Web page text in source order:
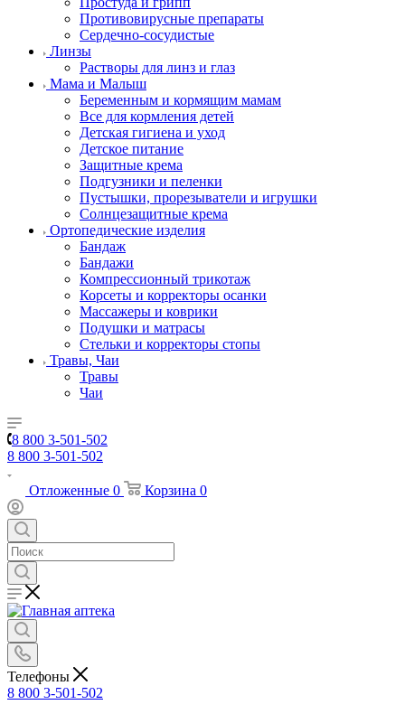
Противовирусные препараты
Сердечно-сосудистые
Линзы
Растворы для линз и глаз
Мама и Малыш
Беременным и кормящим мамам
Все для кормления детей
Детская гигиена и уход
Детское питание
Защитные крема
Подгузники и пеленки
Пустышки, прорезыватели и игрушки
Солнцезащитные крема
Ортопедические изделия
Бандаж
Бандажи
Компрессионный трикотаж
Корсеты и корректоры осанки
Массажеры и коврики
Подушки и матрасы
Стельки и корректоры стопы
Травы, Чаи
Травы
Чаи
8 800 3-501-502
8 800 3-501-502
Отложенные 0 Корзина 0
Телефоны
8 800 3-501-502